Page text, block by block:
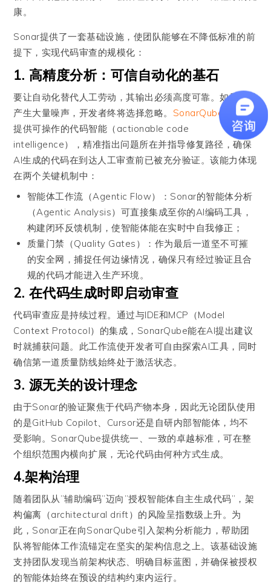
康。
Sonar提供了一套基础设施，使团队能够在不降低标准的前
提下，实现代码审查的规模化：
1. 高精度分析：可信自动化的基石
要让自动化替代人工劳动，其输出必须高度可靠。如果工具
产生大量噪声，开发者终将选择忽略。 SonarQube
的分析
提供可操作的代码智能（actionable code
intelligence），精准指出问题所在并指导修复路径，确保
AI生成的代码在到达人工审查前已被充分验证。该能力体现
在两个关键机制中：
智能体工作流（Agentic Flow）：Sonar的智能体分析
（Agentic Analysis）可直接集成至你的AI编码工具，
构建闭环反馈机制，使智能体能在实时中自我修正；
质量门禁（Quality Gates）：作为最后一道坚不可摧
的安全网，捕捉任何边缘情况，确保只有经过验证且合
规的代码才能进入生产环境。
2. 在代码生成时即启动审查
代码审查应是持续过程。通过与IDE和MCP（Model
Context Protocol）的集成，SonarQube能在AI提出建议
时就捕获问题。此工作流使开发者可自由探索AI工具，同时
确信第一道质量防线始终处于激活状态。
3. 源无关的设计理念
由于Sonar的验证聚焦于代码产物本身，因此无论团队使用
的是GitHub Copilot、Cursor还是自研内部智能体，均不
受影响。SonarQube提供统一、一致的卓越标准，可在整
个组织范围内横向扩展，无论代码由何种方式生成。
4.架构治理
随着团队从”辅助编码”迈向”授权智能体自主生成代码”，架
构偏离（architectural drift）的风险呈指数级上升。为
此，Sonar正在向SonarQube引入架构分析能力，帮助团
队将智能体工作流锚定在坚实的架构信息之上。该基础设施
支持团队发现当前架构状态、明确目标蓝图，并确保被授权
的智能体始终在预设的结构约束内运行。